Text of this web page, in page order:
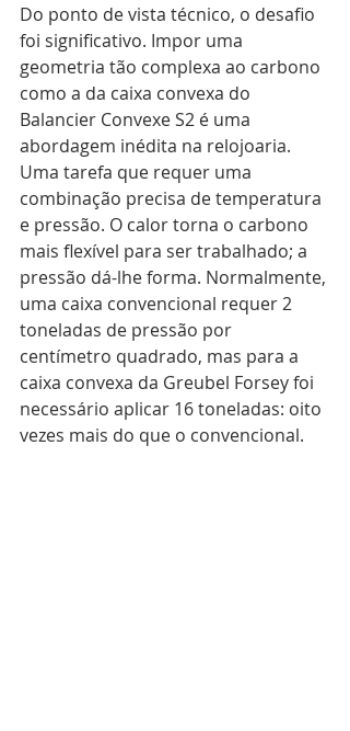
Do ponto de vista técnico, o desafio
foi significativo. Impor uma
geometria tão complexa ao carbono
como a da caixa convexa do
Balancier Convexe S2 é uma
abordagem inédita na relojoaria.
Uma tarefa que requer uma
combinação precisa de temperatura
e pressão. O calor torna o carbono
mais flexível para ser trabalhado; a
pressão dá-lhe forma. Normalmente,
uma caixa convencional requer 2
toneladas de pressão por
centímetro quadrado, mas para a
caixa convexa da Greubel Forsey foi
necessário aplicar 16 toneladas: oito
vezes mais do que o convencional.